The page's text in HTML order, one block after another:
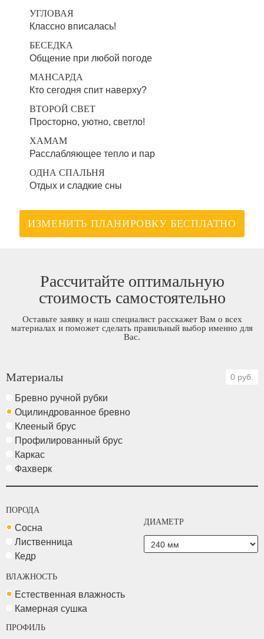
УГЛОВАЯ
Классно вписалась!
БЕСЕДКА
Общение при любой погоде
МАНСАРДА
Кто сегодня спит наверху?
ВТОРОЙ СВЕТ
Просторно, уютно, светло!
ХАМАМ
Расслабляющее тепло и пар
ОДНА СПАЛЬНЯ
Отдых и сладкие сны
ИЗМЕНИТЬ ПЛАНИРОВКУ БЕСПЛАТНО
Рассчитайте оптимальную
стоимость самостоятельно
Оставьте заявку и наш специалист расскажет Вам о всех
материалах и поможет сделать правильный выбор именно для
Вас.
Материалы 0 руб.
Бревно ручной рубки
Оцилиндрованное бревно
Клееный брус
Профилированный брус
Каркас
Фахверк
ПОРОДА
Сосна
Лиственница
Кедр
ДИАМЕТР
ВЛАЖНОСТЬ
Естественная влажность
Камерная сушка
ПРОФИЛЬ